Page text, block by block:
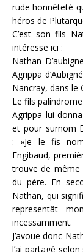
rude honnêteté
héros de
C’est son fils
intéresse ici :
Nathan
Agrippa
Nancray, dans le
Le fils
Agrippa lui
et pour surnom
: »Je le fis
Engibaud,
trouve de
du père. En
Nathan, qui
representât
incessamment.
J’avoue donc
l’ai partagé